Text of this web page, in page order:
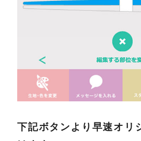
下記ボタンより早速オリ